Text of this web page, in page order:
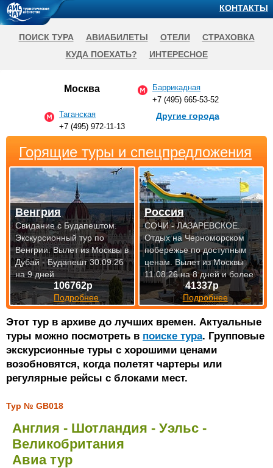
Этот тур в архиве до лучших времен. Актуальные
туры можно посмотреть в поиске тура. Групповые
экскурсионные туры с хорошими ценами
возобновятся, когда полетят чартеры или
регулярные рейсы с блоками мест.
Тур № GB018
Англия - Шотландия - Уэльс -
Великобритания
Авиа тур
Горящие туры и спецпредложения
106762р
Подробнее
Венгрия
Свидание с Будапештом.
Экскурсионный тур по
Венгрии.Вылет из Москвы в
Дубай - Будапешт 30.09.26
на 9 дней
41337р
Подробнее
Россия
СОЧИ - ЛАЗАРЕВСКОЕ.
Отдых на Черноморском
побережье по доступным
ценам. Вылет из Москвы
11.08.26 на 8 дней и более
Москва
Баррикадная
+7 (495) 665-53-52
Таганская
+7 (495) 972-11-13
Другие города
КОНТАКТЫ
ПОИСК ТУРА АВИАБИЛЕТЫ ОТЕЛИ
СТРАХОВКА
КУДА ПОЕХАТЬ?
ИНТЕРЕСНОЕ